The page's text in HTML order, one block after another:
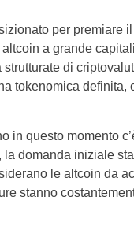
per
a grande
di
tokenomica
in questo momento
domanda iniziale
le altcoin da
stanno